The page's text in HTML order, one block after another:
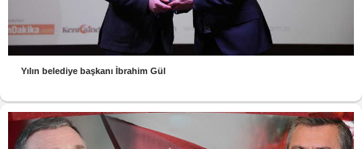
Yılın belediye başkanı İbrahim Gül